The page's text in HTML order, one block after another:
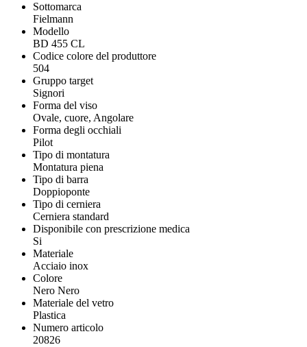
Sottomarca
Fielmann
Modello
BD 455 CL
Codice colore del produttore
504
Gruppo target
Signori
Forma del viso
Ovale, cuore, Angolare
Forma degli occhiali
Pilot
Tipo di montatura
Montatura piena
Tipo di barra
Doppioponte
Tipo di cerniera
Cerniera standard
Disponibile con prescrizione medica
Si
Materiale
Acciaio inox
Colore
Nero Nero
Materiale del vetro
Plastica
Numero articolo
20826